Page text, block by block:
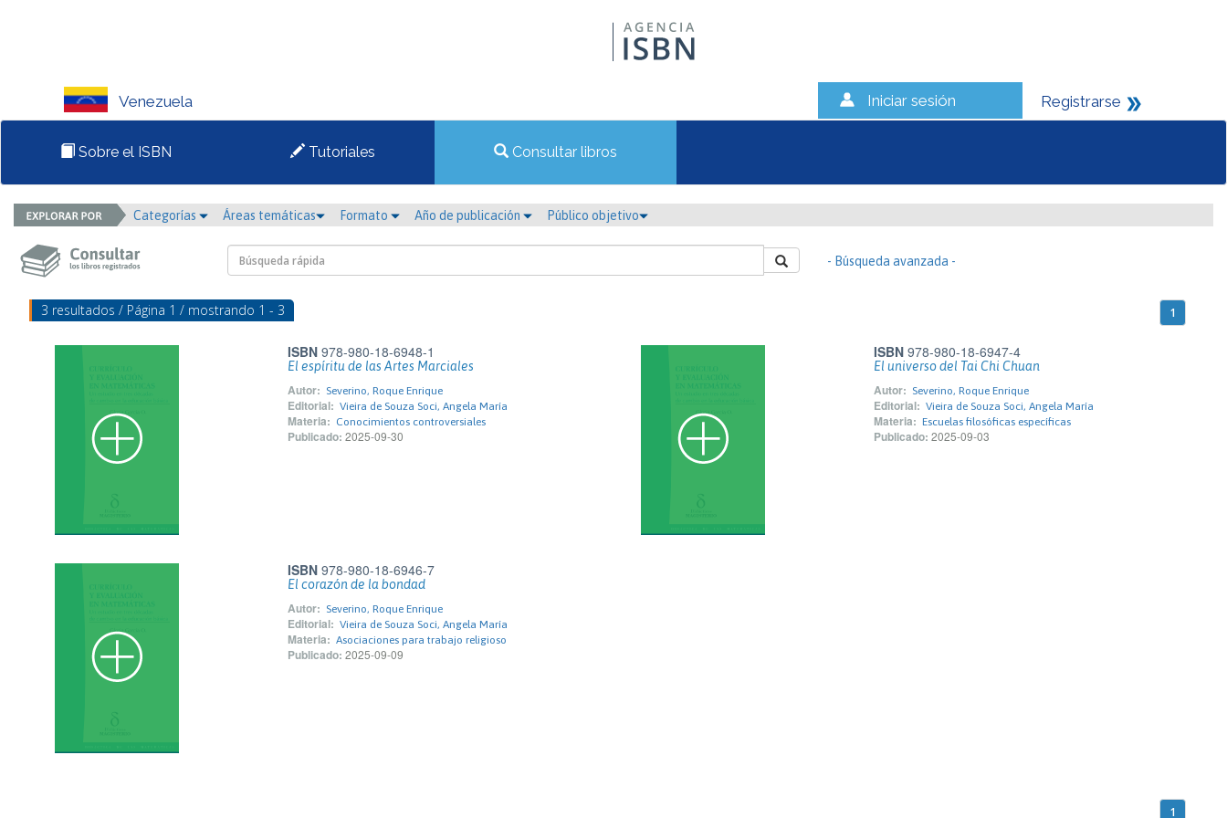
Venezuela Iniciar sesión Registrarse
Sobre el ISBN Tutoriales Consultar libros
Categorías Áreas temáticas Formato Año de publicación Público objetivo
- Búsqueda avanzada -
3 resultados / Página 1 / mostrando 1 - 3 1
ISBN 978-980-18-6948-1
El espíritu de las Artes Marciales
Autor: Severino, Roque Enrique
Editorial: Vieira de Souza Soci, Angela María
Materia: Conocimientos controversiales
Publicado: 2025-09-30
ISBN 978-980-18-6947-4
El universo del Tai Chi Chuan
Autor: Severino, Roque Enrique
Editorial: Vieira de Souza Soci, Angela María
Materia: Escuelas filosóficas específicas
Publicado: 2025-09-03
ISBN 978-980-18-6946-7
El corazón de la bondad
Autor: Severino, Roque Enrique
Editorial: Vieira de Souza Soci, Angela María
Materia: Asociaciones para trabajo religioso
Publicado: 2025-09-09
1